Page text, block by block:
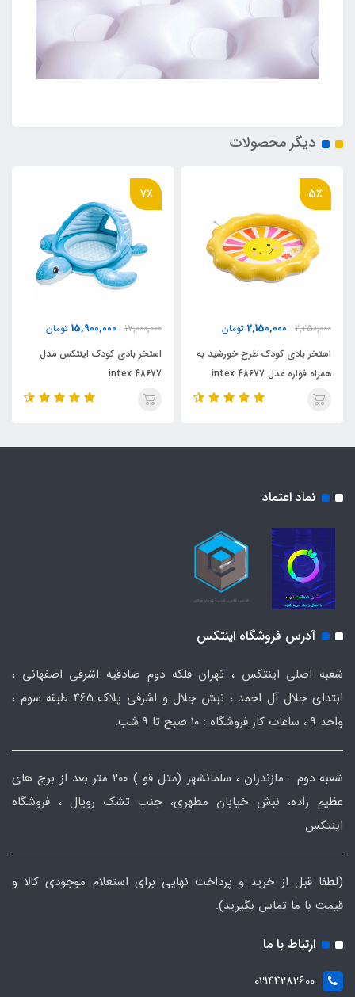
دیگر محصولات
5٪
2,250,000
2,150,000 تومان
استخر بادی کودک طرح خورشید به
همراه فواره مدل 48677 intex
7٪
17,000,000
15,900,000 تومان
استخر بادی کودک اینتکس مدل
48677 intex
نماد اعتماد
آدرس فروشگاه اینتکس
شعبه اصلی اینتکس ، تهران فلکه دوم صادقیه اشرفی اصفهانی ،
ابتدای جلال آل احمد ، نبش جلال و اشرفی پلاک 465 طبقه سوم ،
واحد ۹ ، ساعات کار فروشگاه : ۱۰ صبح تا ۹ شب.
شعبه دوم : مازندران ، سلمانشهر (متل قو ) ۲۰۰ متر بعد از برج های
عظیم زاده، نبش خیابان مطهری، جنب تشک رویال ، فروشگاه
اینتکس
(لطفا قبل از خرید و پرداخت نهایی برای استعلام موجودی کالا و
قیمت با ما تماس بگیرید).
ارتباط با ما
02144282600